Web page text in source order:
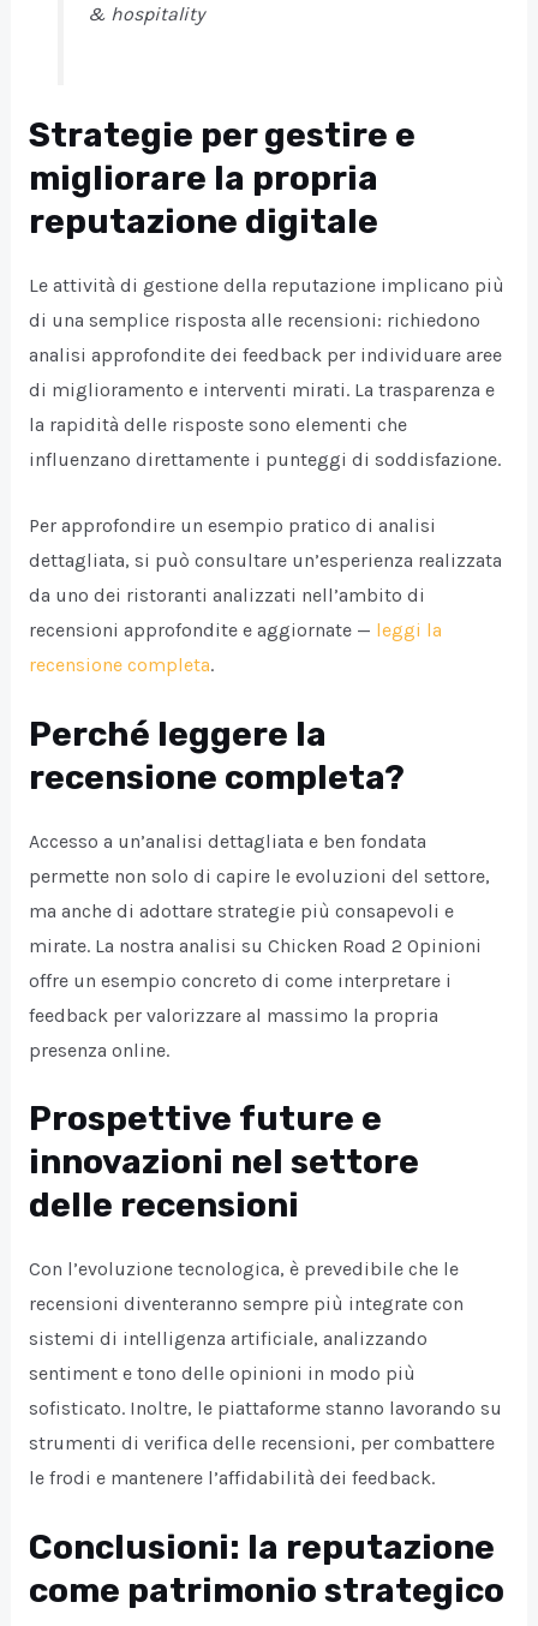
& hospitality
Strategie per gestire e
migliorare la propria
reputazione digitale
Le attività di gestione della reputazione implicano più
di una semplice risposta alle recensioni: richiedono
analisi approfondite dei feedback per individuare aree
di miglioramento e interventi mirati. La trasparenza e
la rapidità delle risposte sono elementi che
influenzano direttamente i punteggi di soddisfazione.
Per approfondire un esempio pratico di analisi
dettagliata, si può consultare un’esperienza realizzata
da uno dei ristoranti analizzati nell’ambito di
recensioni approfondite e aggiornate — leggi la
recensione completa.
Perché leggere la
recensione completa?
Accesso a un’analisi dettagliata e ben fondata
permette non solo di capire le evoluzioni del settore,
ma anche di adottare strategie più consapevoli e
mirate. La nostra analisi su Chicken Road 2 Opinioni
offre un esempio concreto di come interpretare i
feedback per valorizzare al massimo la propria
presenza online.
Prospettive future e
innovazioni nel settore
delle recensioni
Con l’evoluzione tecnologica, è prevedibile che le
recensioni diventeranno sempre più integrate con
sistemi di intelligenza artificiale, analizzando
sentiment e tono delle opinioni in modo più
sofisticato. Inoltre, le piattaforme stanno lavorando su
strumenti di verifica delle recensioni, per combattere
le frodi e mantenere l’affidabilità dei feedback.
Conclusioni: la reputazione
come patrimonio strategico